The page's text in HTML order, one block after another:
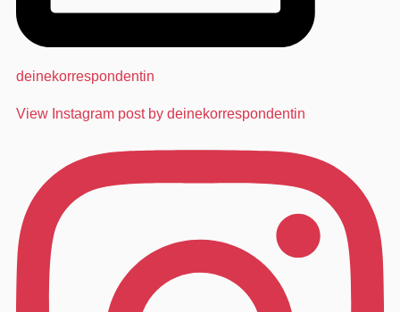
deinekorrespondentin
View Instagram post by deinekorrespondentin